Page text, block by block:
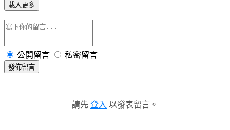
載入更多
公開留言 私密留言
發佈留言
請先 登入 以發表留言。